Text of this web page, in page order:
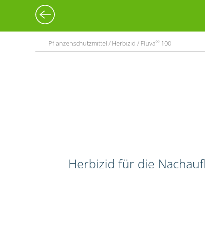
Pflanzenschutzmittel / Herbizid / Fluva® 100
Herbizid für die